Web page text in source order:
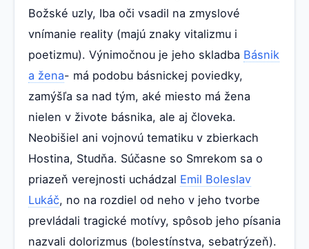
Božské uzly, Iba oči vsadil na zmyslové
vnímanie reality (majú znaky vitalizmu i
poetizmu). Výnimočnou je jeho skladba Básnik
a žena- má podobu básnickej poviedky,
zamýšľa sa nad tým, aké miesto má žena
nielen v živote básnika, ale aj človeka.
Neobišiel ani vojnovú tematiku v zbierkach
Hostina, Studňa. Súčasne so Smrekom sa o
priazeň verejnosti uchádzal Emil Boleslav
Lukáč, no na rozdiel od neho v jeho tvorbe
prevládali tragické motívy, spôsob jeho písania
nazvali dolorizmus (bolestínstva, sebatrýzeň).